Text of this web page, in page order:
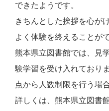
できたようです。
きちんとした挨拶を心が
よく体験を終えることが
熊本県立図書館では、見
験学習を受け入れており
点から人数制限を行う場
詳しくは、熊本県立図書